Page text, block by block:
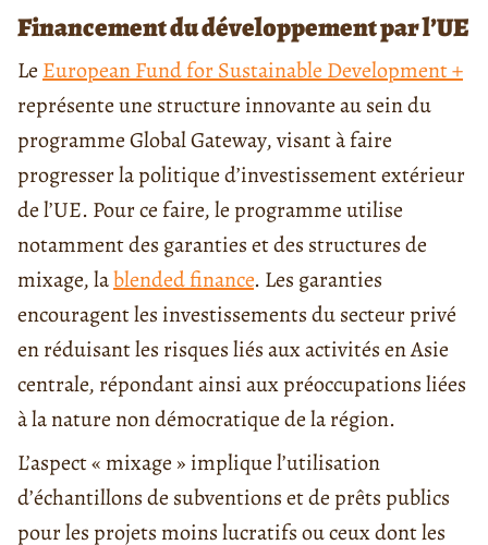
Financement du développement par l’UE
Le European Fund for Sustainable Development +
représente une structure innovante au sein du
programme Global Gateway, visant à faire
progresser la politique d’investissement extérieur
de l’UE. Pour ce faire, le programme utilise
notamment des garanties et des structures de
mixage, lablended finance. Les garanties
encouragent les investissements du secteur privé
en réduisant les risques liés aux activités en Asie
centrale, répondant ainsi aux préoccupations liées
à la nature non démocratique de la région.
L’aspect « mixage » implique l’utilisation
d’échantillons de subventions et de prêts publics
pour les projets moins lucratifs ou ceux dont les